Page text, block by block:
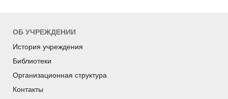
ОБ УЧРЕЖДЕНИИ
История учреждения
Библиотеки
Организационная структура
Контакты